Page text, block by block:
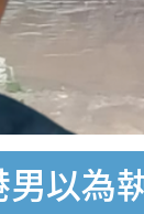
以為